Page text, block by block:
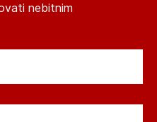
nebitnim